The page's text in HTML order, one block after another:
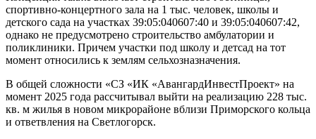
спортивно-концертного зала на 1 тыс. человек, школы и
детского сада на участках 39:05:040607:40 и 39:05:040607:42,
однако не предусмотрено строительство амбулатории и
поликлиники. Причем участки под школу и детсад на тот
момент относились к землям сельхозназначения.
В общей сложности «СЗ «ИК «АвангардИнвестПроект» на
момент 2025 года рассчитывал выйти на реализацию 228 тыс.
кв. м жилья в новом микрорайоне вблизи Приморского кольца
и ответвления на Светлогорск.